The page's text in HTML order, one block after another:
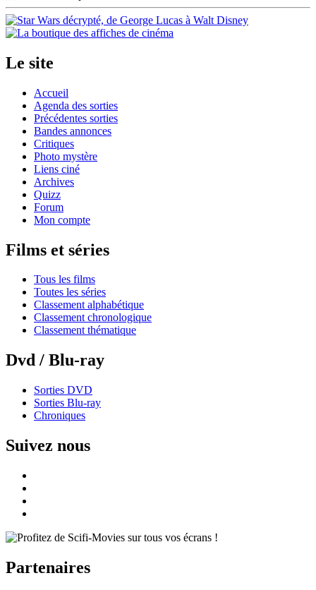
Le site
Accueil
Agenda des sorties
Précédentes sorties
Bandes annonces
Critiques
Photo mystère
Liens ciné
Archives
Quizz
Forum
Mon compte
Films et séries
Tous les films
Toutes les séries
Classement alphabétique
Classement chronologique
Classement thématique
Dvd / Blu-ray
Sorties DVD
Sorties Blu-ray
Chroniques
Suivez nous
Partenaires